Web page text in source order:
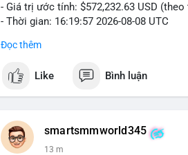
- Giá trị ước tính: $572,232.63 USD (theo
- Thời gian: 16:19:57 2026-08-08 UTC
Nhận định phân tích hành vi của Cá voi
quy mô tài chính lớn. Hành vi này có
chuyển tài sản từ ví nóng sang ví lạnh
thể xuất hiện, gây biến động giá. Ngược
niềm tin nắm giữ của nhà đầu tư lớn vẫn
Đọc thêm
Like Bình luận
smartsmmworld345
13 m